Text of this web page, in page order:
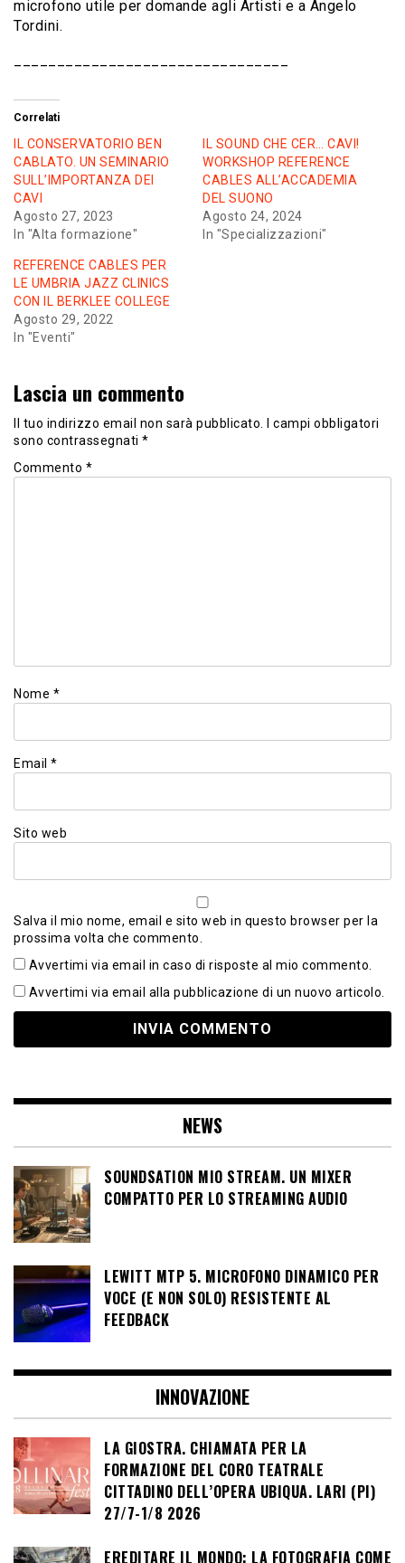
microfono utile per domande agli Artisti e a Angelo
Tordini.
Correlati
IL CONSERVATORIO BEN
CABLATO. UN SEMINARIO
SULL’IMPORTANZA DEI
CAVI
Agosto 27, 2023
In "Alta formazione"
IL SOUND CHE CER… CAVI!
WORKSHOP REFERENCE
CABLES ALL’ACCADEMIA
DEL SUONO
Agosto 24, 2024
In "Specializzazioni"
REFERENCE CABLES PER
LE UMBRIA JAZZ CLINICS
CON IL BERKLEE COLLEGE
Agosto 29, 2022
In "Eventi"
Lascia un commento
Il tuo indirizzo email non sarà pubblicato.
I campi obbligatori
sono contrassegnati *
Commento *
Nome *
Email *
Sito web
Salva il mio nome, email e sito web in questo browser per la
prossima volta che commento.
Avvertimi via email in caso di risposte al mio commento.
Avvertimi via email alla pubblicazione di un nuovo articolo.
NEWS
SOUNDSATION MIO STREAM. UN MIXER
COMPATTO PER LO STREAMING AUDIO
LEWITT MTP 5. MICROFONO DINAMICO PER
VOCE (E NON SOLO) RESISTENTE AL
FEEDBACK
INNOVAZIONE
LA GIOSTRA. CHIAMATA PER LA
FORMAZIONE DEL CORO TEATRALE
CITTADINO DELL’OPERA UBIQUA. LARI (PI)
27/7-1/8 2026
EREDITARE IL MONDO: LA FOTOGRAFIA COME